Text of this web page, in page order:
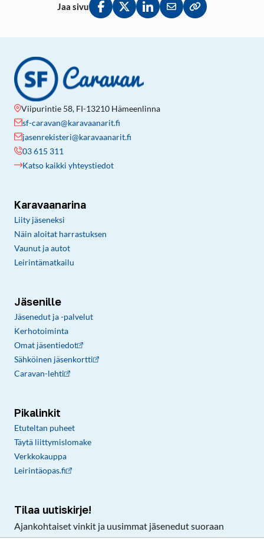
Jaa sivu
Jaa Facebookissa
Jaa Twitterissä
Jaa LinkedInissä
Jaa sähköpostitse
Kopioi linkki
Viipurintie 58, FI-13210 Hämeenlinna
sf-caravan@karavaanarit.fi
jasenrekisteri@karavaanarit.fi
03 615 311
Katso kaikki yhteystiedot
Karavaanarina
Liity jäseneksi
Näin aloitat harrastuksen
Vaunut ja autot
Leirintämatkailu
Jäsenille
Jäsenedut ja -palvelut
Kerhotoiminta
Omat jäsentiedot
Sähköinen jäsenkortti
Caravan-lehti
Pikalinkit
Etuteltan puheet
Täytä liittymislomake
Verkkokauppa
Leirintäopas.fi
Tilaa uutiskirje!
Ajankohtaiset vinkit ja uusimmat jäsenedut suoraan